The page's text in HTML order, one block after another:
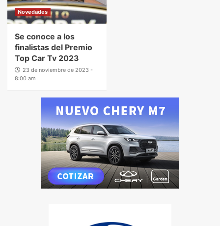
Novedades
Se conoce a los
finalistas del Premio
Top Car Tv 2023
23 de noviembre de 2023 -
8:00 am